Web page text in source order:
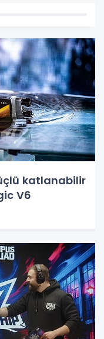
katlanabilir
V6